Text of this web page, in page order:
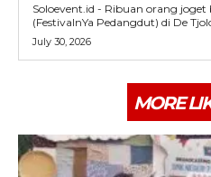
Soloevent.id - Ribuan orang joget
(FestivalnYa Pedangdut) di De
July 30, 2026
MORE